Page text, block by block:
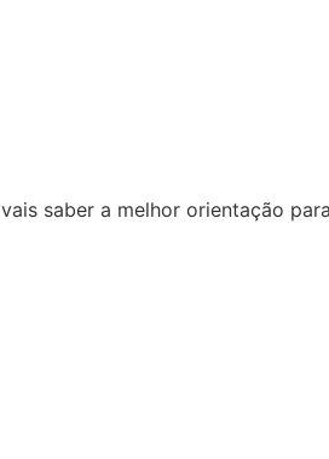
vais saber a melhor orientação